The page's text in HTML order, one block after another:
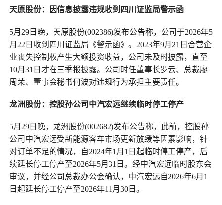
天原股份：因信息披露违规收到四川证监局警示函
5月29日晚，天原股份(002386)发布公告称，公司于2026年5
月22日收到四川证监局《警示函》。2023年9月21日合营企
业丧失控制权产生大额投资收益，公司未及时披露，直至
10月31日才在三季报披露。公司时任董事长罗云、总裁廖
周荣、董事会秘书何波对违规行为承担主要责任。
龙洲股份：控股孙公司中汽宏远继续临时停工停产
5月29日晚，龙洲股份(002682)发布公告称，此前，控股孙
公司中汽宏远受新能源客车市场更新放缓等因素影响，针
对订单不足的情况，自2024年1月1日起临时停工停产，后
续延长停工停产至2026年5月31日。经中汽宏远临时股东会
审议，并经公司总裁办公会确认，中汽宏远自2026年6月1
日起延长停工停产至2026年11月30日。